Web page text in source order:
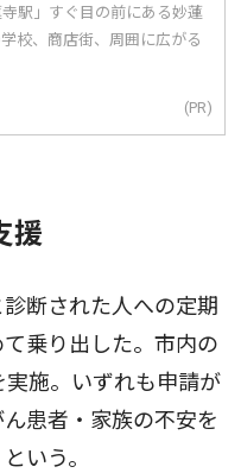
駅」すぐ目の前にある妙蓮
校、商店街、周囲に広がる
(PR)
援
断された人への定期
乗り出した。市内の
施。いずれも申請が
患者・家族の不安を
いう。